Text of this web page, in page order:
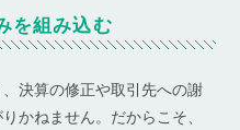
を組み込む
決算の修正や取引先への謝
かねません。だからこそ、